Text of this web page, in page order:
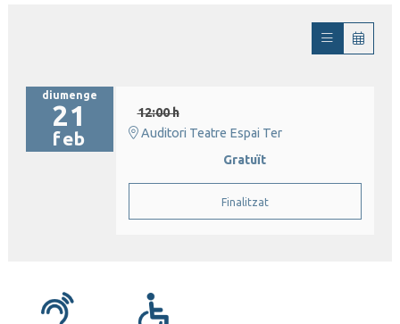
diumenge
21
feb
12:00 h
Auditori Teatre Espai Ter
Gratuït
Finalitzat